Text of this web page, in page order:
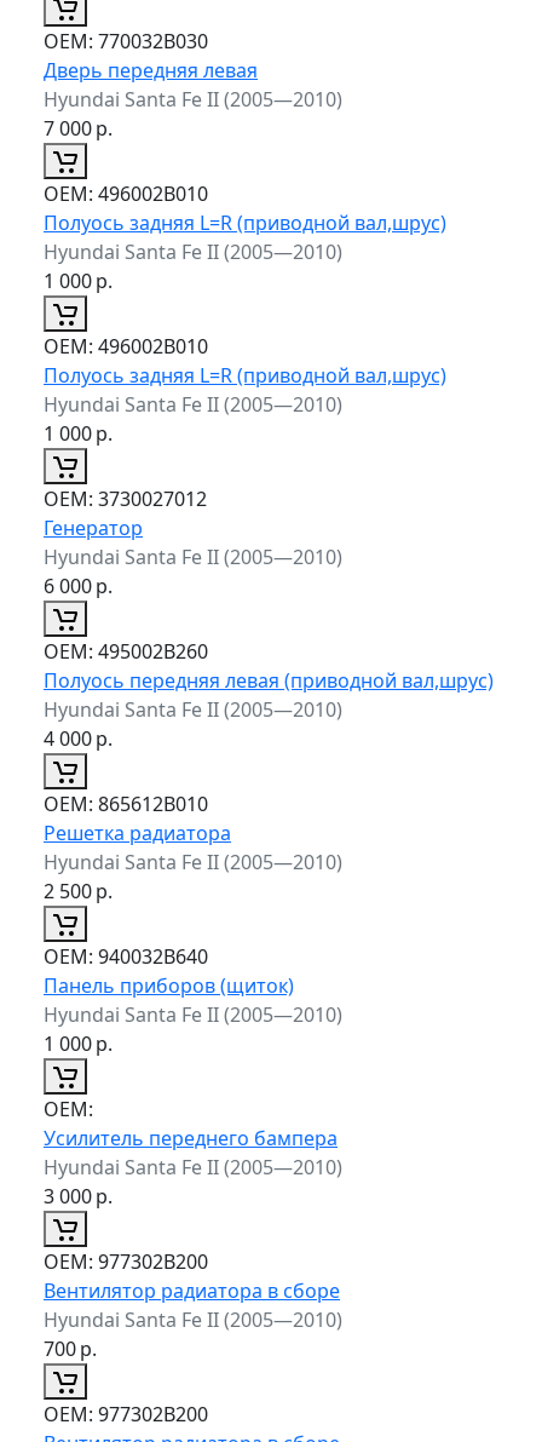
ОЕМ: 770032B030
Дверь передняя левая
Hyundai Santa Fe II (2005—2010)
7 000р.
ОЕМ: 496002B010
Полуось задняя L=R (приводной вал,шрус)
Hyundai Santa Fe II (2005—2010)
1 000р.
ОЕМ: 496002B010
Полуось задняя L=R (приводной вал,шрус)
Hyundai Santa Fe II (2005—2010)
1 000р.
ОЕМ: 3730027012
Генератор
Hyundai Santa Fe II (2005—2010)
6 000р.
ОЕМ: 495002B260
Полуось передняя левая (приводной вал,шрус)
Hyundai Santa Fe II (2005—2010)
4 000р.
ОЕМ: 865612B010
Решетка радиатора
Hyundai Santa Fe II (2005—2010)
2 500р.
ОЕМ: 940032B640
Панель приборов (щиток)
Hyundai Santa Fe II (2005—2010)
1 000р.
ОЕМ:
Усилитель переднего бампера
Hyundai Santa Fe II (2005—2010)
3 000р.
ОЕМ: 977302B200
Вентилятор радиатора в сборе
Hyundai Santa Fe II (2005—2010)
700р.
ОЕМ: 977302B200